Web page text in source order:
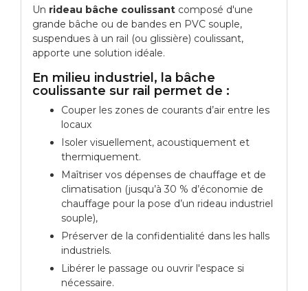
Un rideau bâche coulissant composé d'une
grande bâche ou de bandes en PVC souple,
suspendues à un rail (ou glissière) coulissant,
apporte une solution idéale.
En milieu industriel, la bâche
coulissante sur rail permet de :
Couper les zones de courants d’air entre les
locaux
Isoler visuellement, acoustiquement et
thermiquement.
Maîtriser vos dépenses de chauffage et de
climatisation (jusqu’à 30 % d’économie de
chauffage pour la pose d’un rideau industriel
souple),
Préserver de la confidentialité dans les halls
industriels.
Libérer le passage ou ouvrir l'espace si
nécessaire.